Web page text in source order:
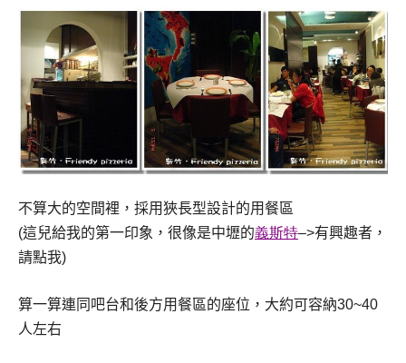
不算大的空間裡，採用狹長型設計的用餐區
(這兒給我的第一印象，很像是中壢的義斯特–>有興趣者，
請點我)
算一算連同吧台和後方用餐區的座位，大約可容納30~40
人左右